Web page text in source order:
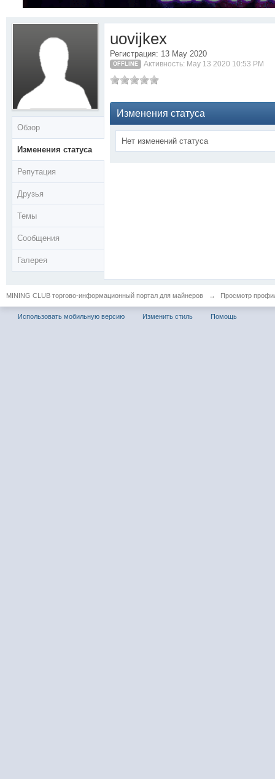
Обзор
Изменения статуса
Репутация
Друзья
Темы
Сообщения
Галерея
uovijkex
Регистрация: 13 May 2020
OFFLINE Активность: May 13 2020 10:53 PM
Изменения статуса
Нет изменений статуса
MINING CLUB торгово-информационный портал для майнеров → Просмотр
Использовать мобильную версию Изменить стиль Помощь